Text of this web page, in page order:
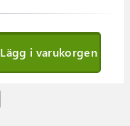
Lägg i varukorgen